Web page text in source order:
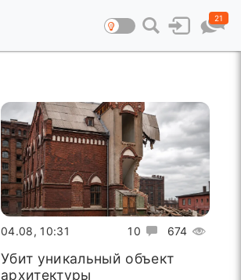
21
10 674
04.08, 10:31
Убит уникальный объект
архитектуры